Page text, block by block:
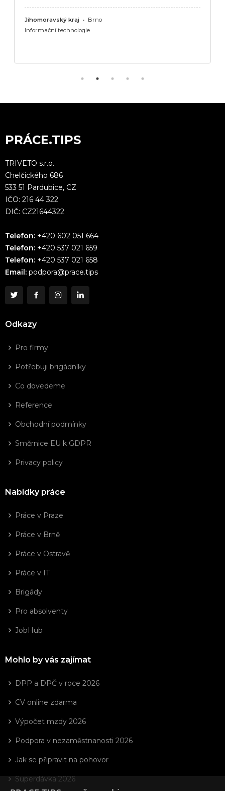
Jihomoravský kraj • Brno
Informační technologie
PRÁCE.TIPS
TRIVETO s.r.o.
Chelčického 686
533 51 Pardubice, CZ
IČO: 216 44 322
DIČ: CZ21644322
Telefon: +420 602 051 664
Telefon: +420 537 021 659
Telefon: +420 537 021 658
Email: podpora@prace.tips
Odkazy
Pro firmy
Potřebuji brigádníky
Co dovedeme
Reference
Obchodní podmínky
Směrnice EU k GDPR
Privacy policy
Nabídky práce
Práce v Praze
Práce v Brně
Práce v Ostravě
Práce v IT
Brigády
Pro absolventy
JobHub
Mohlo by vás zajímat
DPP a DPČ v roce 2026
CV online zdarma
Výpočet mzdy 2026
Podpora v nezaměstnanosti 2026
Jak se připravit na pohovor
Superdávka 2026